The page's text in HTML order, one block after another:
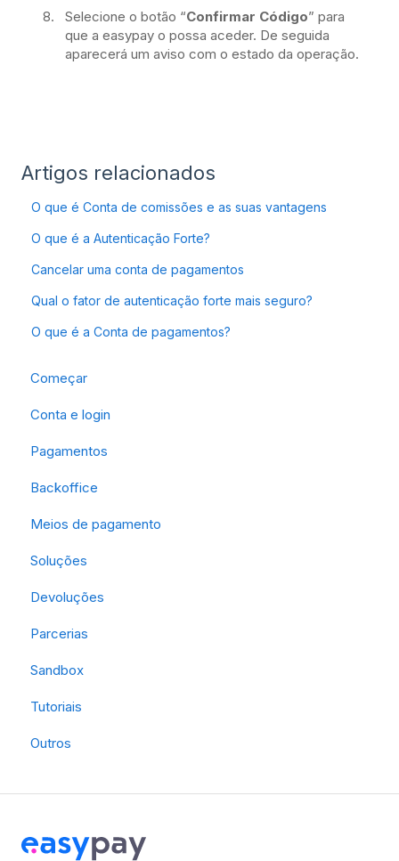
Selecione o botão “Confirmar Código” para
que a easypay o possa aceder. De seguida
aparecerá um aviso com o estado da operação.
Artigos relacionados
O que é Conta de comissões e as suas vantagens
O que é a Autenticação Forte?
Cancelar uma conta de pagamentos
Qual o fator de autenticação forte mais seguro?
O que é a Conta de pagamentos?
Começar
Conta e login
Pagamentos
Backoffice
Meios de pagamento
Soluções
Devoluções
Parcerias
Sandbox
Tutoriais
Outros